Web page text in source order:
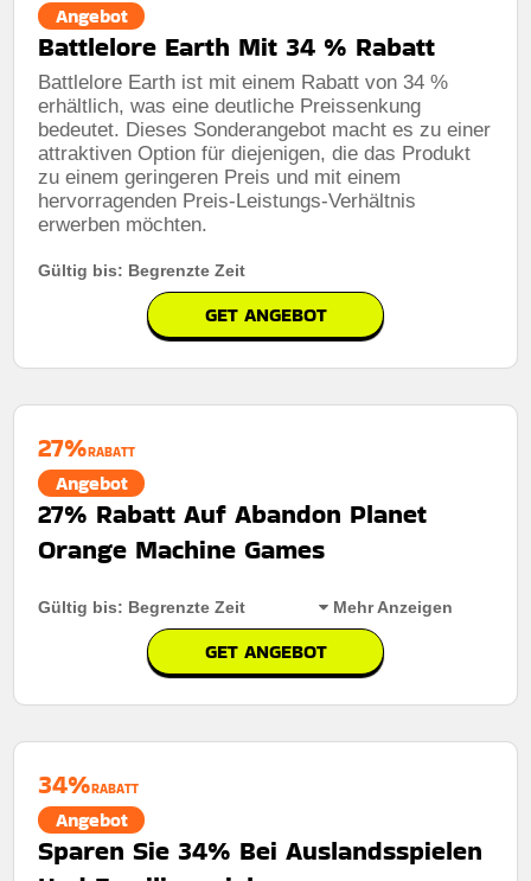
Angebot
Battlelore Earth Mit 34 % Rabatt
Battlelore Earth ist mit einem Rabatt von 34 %
erhältlich, was eine deutliche Preissenkung
bedeutet. Dieses Sonderangebot macht es zu einer
attraktiven Option für diejenigen, die das Produkt
zu einem geringeren Preis und mit einem
hervorragenden Preis-Leistungs-Verhältnis
erwerben möchten.
Gültig bis: Begrenzte Zeit
GET ANGEBOT
27%RABATT
Angebot
27% Rabatt Auf Abandon Planet
Orange Machine Games
Gültig bis: Begrenzte Zeit Mehr Anzeigen
GET ANGEBOT
Berechtigung:
Art des Angebots:Zeitlich begrenztes angebot
34%RABATT
Angebot
Sparen Sie 34% Bei Auslandsspielen